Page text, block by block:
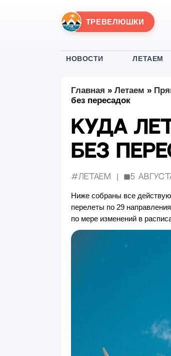
ТРЕВЕЛЮШКИ
НОВОСТИ ЛЕТАЕМ
Главная » Летаем »
без пересадок
Куда
без
#Летаем 5
Ниже собраны все
перелеты по 29
по мере изменений в